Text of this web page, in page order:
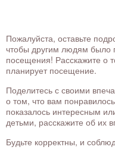
Пожалуйста, оставьте
чтобы другим людям было
посещения! Расскажите о
планирует посещение.
Поделитесь с своими
о том, что вам
показалось интересным
детьми, расскажите об их
Будьте корректны, и